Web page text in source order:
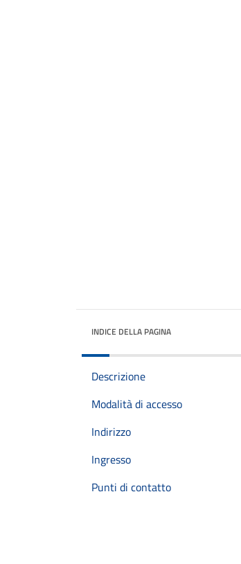
INDICE DELLA PAGINA
Descrizione
Modalità di accesso
Indirizzo
Ingresso
Punti di contatto